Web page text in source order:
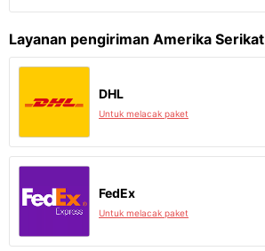
Layanan pengiriman Amerika Serikat
DHL
Untuk melacak paket
FedEx
Untuk melacak paket